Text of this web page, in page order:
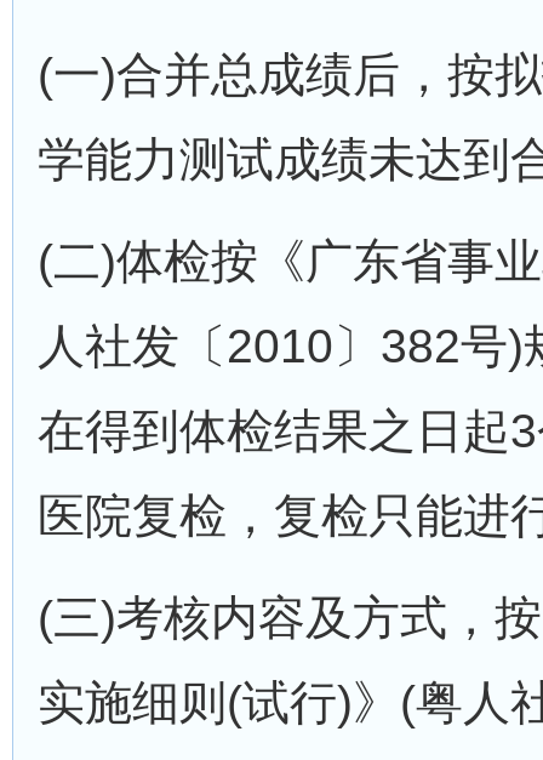
(一)合并总成绩后，按
学能力测试成绩未达到
(二)体检按《广东省事
人社发〔2010〕382号
在得到体检结果之日起
医院复检，复检只能进
(三)考核内容及方式，
实施细则(试行)》(粤人